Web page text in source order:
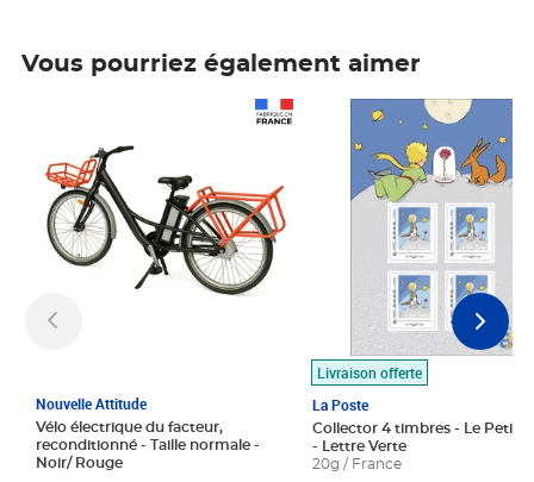
Vous pourriez également aimer
Nouvelle Attitude
Vélo électrique du facteur,
reconditionné - Taille normale -
Noir/ Rouge
Livraison offerte
La Poste
Collector 4 timbres - Le Petit
- Lettre Verte
20g / France
Prix 7,50€